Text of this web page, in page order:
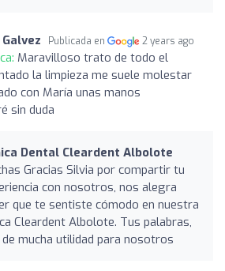
Publicada en 2 years ago
Maravilloso trato de todo el
la limpieza me suele molestar
con María unas manos
sin duda
Dental Cleardent Albolote
Gracias Silvia por compartir tu
con nosotros, nos alegra
que te sentiste cómodo en nuestra
Cleardent Albolote. Tus palabras,
mucha utilidad para nosotros